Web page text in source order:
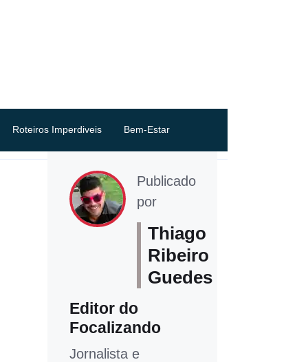
Roteiros Imperdiveis Bem-Estar
Publicado
por
Thiago
Ribeiro
Guedes
Editor do
Focalizando
Jornalista e